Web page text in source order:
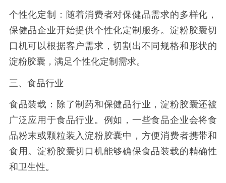
个性化定制：随着消费者对保健品需求的多样化，
保健品企业开始提供个性化定制服务。淀粉胶囊切
口机可以根据客户需求，切割出不同规格和形状的
淀粉胶囊，满足个性化定制需求。
三、食品行业
食品装载：除了制药和保健品行业，淀粉胶囊还被
广泛应用于食品行业。例如，一些食品企业会将食
品粉末或颗粒装入淀粉胶囊中，方便消费者携带和
食用。淀粉胶囊切口机能够确保食品装载的精确性
和卫生性。